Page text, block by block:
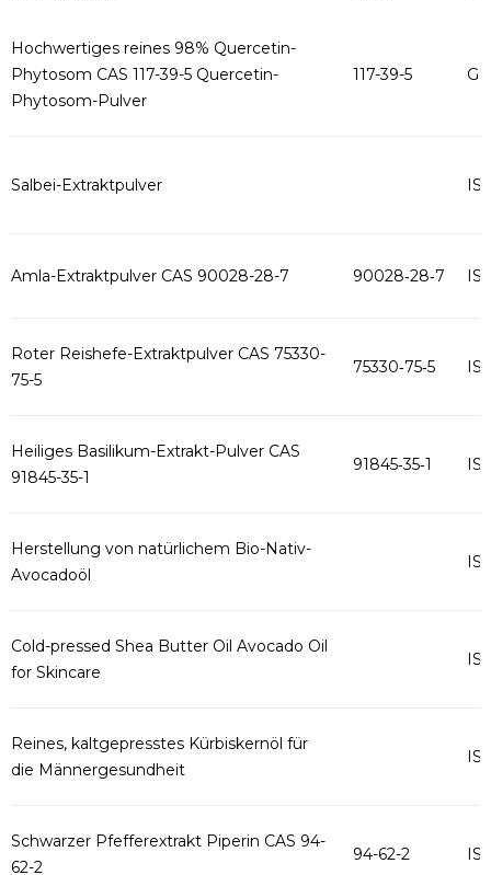
Hochwertiges reines 98% Quercetin-
Phytosom CAS 117-39-5 Quercetin-
Phytosom-Pulver
117-39-5
Salbei-Extraktpulver
Amla-Extraktpulver CAS 90028-28-7 90028‑28‑7
Roter Reishefe-Extraktpulver CAS 75330-
75-5
75330‑75‑5
Heiliges Basilikum-Extrakt-Pulver CAS
91845-35-1
91845‑35‑1
Herstellung von natürlichem Bio-Nativ-
Avocadoöl
Cold-pressed Shea Butter Oil Avocado Oil
for Skincare
Reines, kaltgepresstes Kürbiskernöl für
die Männergesundheit
Schwarzer Pfefferextrakt Piperin CAS 94-
62-2
94-62-2